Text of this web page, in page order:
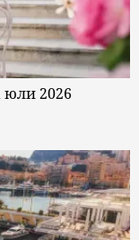
юли 2026